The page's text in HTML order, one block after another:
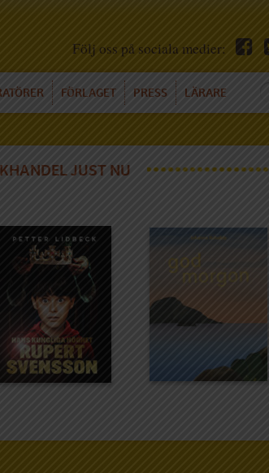
Följ oss på sociala medier:
FÖRLAGET PRESS LÄRARE
JUST NU